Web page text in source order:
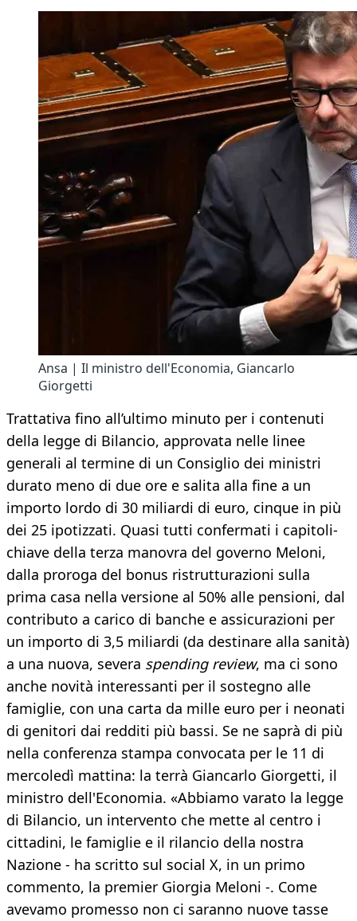
Ansa | Il ministro dell'Economia, Giancarlo
Giorgetti
Trattativa fino all’ultimo minuto per i contenuti
della legge di Bilancio, approvata nelle linee
generali al termine di un Consiglio dei ministri
durato meno di due ore e salita alla fine a un
importo lordo di 30 miliardi di euro, cinque in più
dei 25 ipotizzati. Quasi tutti confermati i capitoli-
chiave della terza manovra del governo Meloni,
dalla proroga del bonus ristrutturazioni sulla
prima casa nella versione al 50% alle pensioni, dal
contributo a carico di banche e assicurazioni per
un importo di 3,5 miliardi (da destinare alla sanità)
a una nuova, severa spending review, ma ci sono
anche novità interessanti per il sostegno alle
famiglie, con una carta da mille euro per i neonati
di genitori dai redditi più bassi. Se ne saprà di più
nella conferenza stampa convocata per le 11 di
mercoledì mattina: la terrà Giancarlo Giorgetti, il
ministro dell'Economia. «Abbiamo varato la legge
di Bilancio, un intervento che mette al centro i
cittadini, le famiglie e il rilancio della nostra
Nazione - ha scritto sul social X, in un primo
commento, la premier Giorgia Meloni -. Come
avevamo promesso non ci saranno nuove tasse